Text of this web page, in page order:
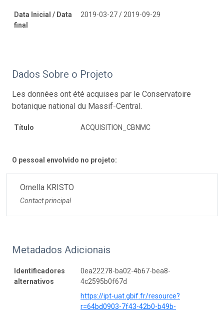
Data Inicial / Data
final
2019-03-27 / 2019-09-29
Dados Sobre o Projeto
Les données ont été acquises par le Conservatoire
botanique national du Massif-Central.
Título ACQUISITION_CBNMC
O pessoal envolvido no projeto:
Ornella KRISTO
Contact principal
Metadados Adicionais
Identificadores
alternativos
0ea22278-ba02-4b67-bea8-
4c2595b0f67d
https://ipt-uat.gbif.fr/resource?
r=64bd0903-7f43-42b0-b49b-